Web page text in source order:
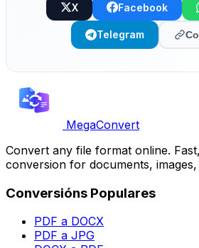
X Facebook
Telegram
MegaConvert
Convert any file format online.
conversion for documents,
Conversións Populares
PDF a DOCX
PDF a JPG